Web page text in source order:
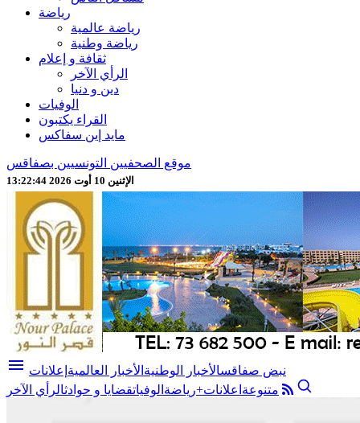
رياضة
رياضة عالمية
رياضة وطنية
ثقافة و إعلام
الرأي الآخر
دين و دنيا
الوفيات
القراء يكتبون
مايد إين سفاكس
موقع الصحفيين التونسيين بصفاقس
الإثنين 10 أوت 2026 13:22:46
menu نبض صفاقسالأخبار الوطنية الأخبار العالمية إعلانات
متنوعة اعلانات+رياضة الوفياتقضايا و حوادثالرأي الآخر